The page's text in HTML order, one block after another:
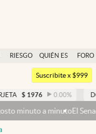
RIESGO
QUIÉN ES
QUIÉN
FORO
Argentina
México
Suscribite x $999
0.00% DÓLAR MEP $
busca aprobar la Ley